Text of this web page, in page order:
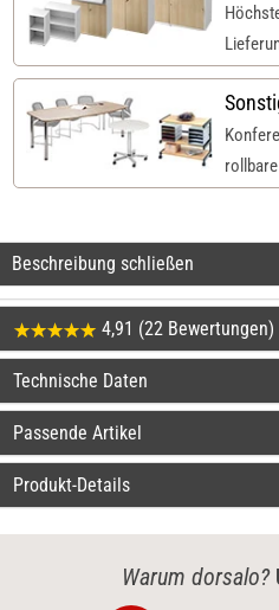
Beschreibung schließen
4,91 (22 Bewertungen)
Technische Daten
Passende Artikel
Produkt-Details
Warum dorsalo?